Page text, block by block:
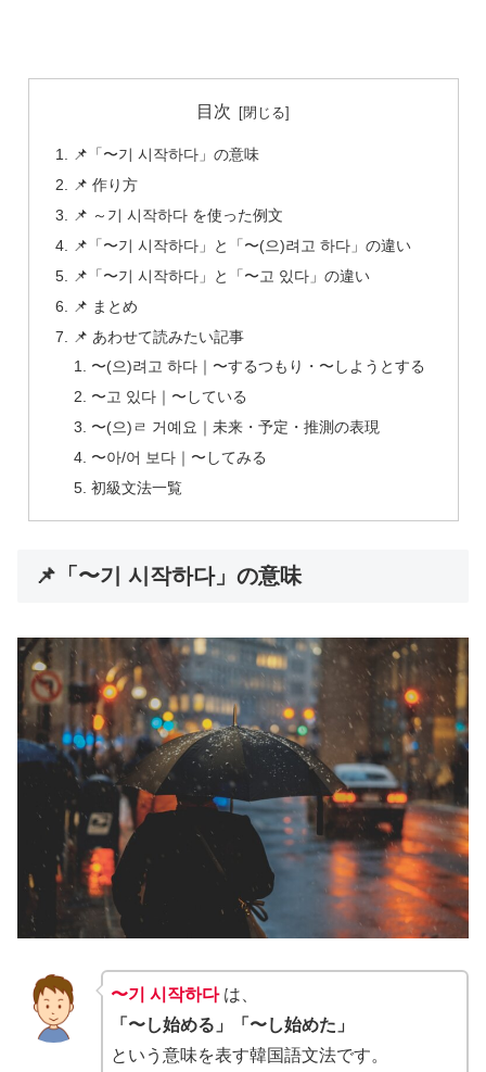
目次
📌「〜기 시작하다」の意味
📌 作り方
📌 ～기 시작하다 を使った例文
📌「〜기 시작하다」と「〜(으)려고 하다」の違い
📌「〜기 시작하다」と「〜고 있다」の違い
📌 まとめ
📌 あわせて読みたい記事
〜(으)려고 하다｜〜するつもり・〜しようとする
〜고 있다｜〜している
〜(으)ㄹ 거예요｜未来・予定・推測の表現
〜아/어 보다｜〜してみる
初級文法一覧
📌「〜기 시작하다」の意味
〜기 시작하다は、
「〜し始める」「〜し始めた」
という意味を表す韓国語文法です。